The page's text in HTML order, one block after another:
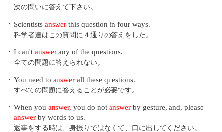
次の問いに答えて下さい。
・ Scientists answer this question in four ways.
科学者達はこの質問に４通りの答えをした。
・ I can't answer any of the questions.
全ての問題に答えられない。
・ You need to answer all these questions.
すべての問題に答えることが必要です。
・ When you answer, you do not answer by gesture, and, please
answer by words to us.
返事をする時は、身振りではなくて、口に出してください。